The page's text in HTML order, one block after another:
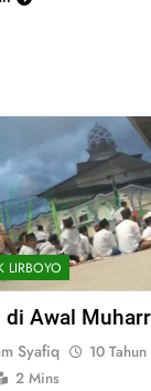
LIRBOYO
di Awal
Syafiq
10
2 Mins